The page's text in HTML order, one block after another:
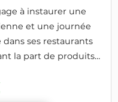
à instaurer une
et une journée
ses restaurants
la part de produits